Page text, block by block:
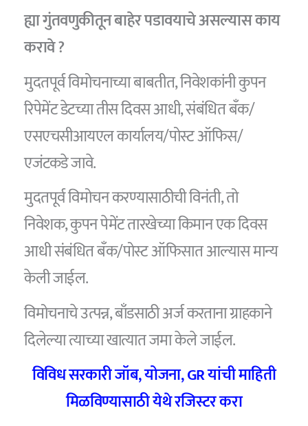
ह्या गुंतवणुकीतून बाहेर पडावयाचे असल्यास काय
करावे ?
मुदतपूर्व विमोचनाच्या बाबतीत, निवेशकांनी कुपन
रिपेमेंट डेटच्या तीस दिवस आधी, संबंधित बँक/
एसएचसीआयएल कार्यालय/पोस्ट ऑफिस/
एजंटकडे जावे.
मुदतपूर्व विमोचन करण्यासाठीची विनंती, तो
निवेशक, कुपन पेमेंट तारखेच्या किमान एक दिवस
आधी संबंधित बँक/पोस्ट ऑफिसात आल्यास मान्य
केली जाईल.
विमोचनाचे उत्पन्न, बाँडसाठी अर्ज करताना ग्राहकाने
दिलेल्या त्याच्या खात्यात जमा केले जाईल.
विविध सरकारी जॉब, योजना, GR यांची माहिती
मिळविण्यासाठी येथे रजिस्टर करा